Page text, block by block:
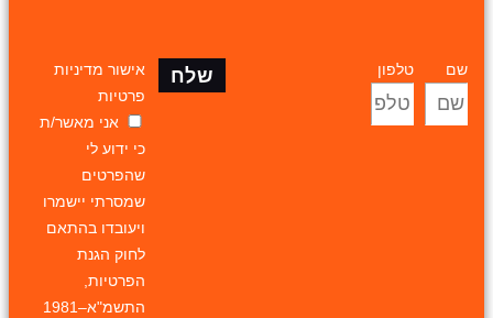
שם טלפון
אישור מדיניות
פרטיות
אני מאשר/ת
כי ידוע לי
שהפרטים
שמסרתי יישמרו
ויעובדו בהתאם
לחוק הגנת
הפרטיות,
התשמ"א–1981
שלח